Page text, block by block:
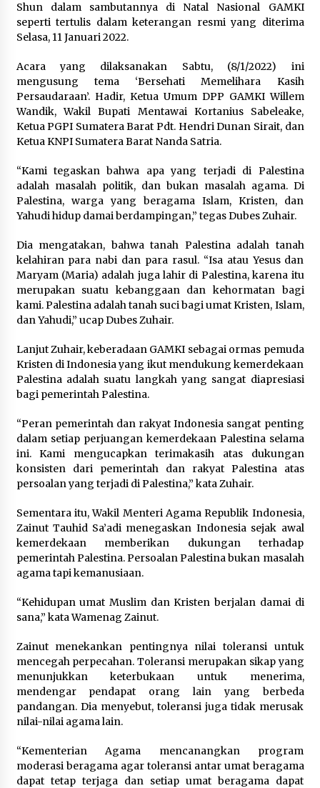
Shun dalam sambutannya di Natal Nasional GAMKI
seperti tertulis dalam keterangan resmi yang diterima
Selasa, 11 Januari 2022.
Acara yang dilaksanakan Sabtu, (8/1/2022) ini
mengusung tema ‘Bersehati Memelihara Kasih
Persaudaraan’. Hadir, Ketua Umum DPP GAMKI Willem
Wandik, Wakil Bupati Mentawai Kortanius Sabeleake,
Ketua PGPI Sumatera Barat Pdt. Hendri Dunan Sirait, dan
Ketua KNPI Sumatera Barat Nanda Satria.
“Kami tegaskan bahwa apa yang terjadi di Palestina
adalah masalah politik, dan bukan masalah agama. Di
Palestina, warga yang beragama Islam, Kristen, dan
Yahudi hidup damai berdampingan,” tegas Dubes Zuhair.
Dia mengatakan, bahwa tanah Palestina adalah tanah
kelahiran para nabi dan para rasul. “Isa atau Yesus dan
Maryam (Maria) adalah juga lahir di Palestina, karena itu
merupakan suatu kebanggaan dan kehormatan bagi
kami. Palestina adalah tanah suci bagi umat Kristen, Islam,
dan Yahudi,” ucap Dubes Zuhair.
Lanjut Zuhair, keberadaan GAMKI sebagai ormas pemuda
Kristen di Indonesia yang ikut mendukung kemerdekaan
Palestina adalah suatu langkah yang sangat diapresiasi
bagi pemerintah Palestina.
“Peran pemerintah dan rakyat Indonesia sangat penting
dalam setiap perjuangan kemerdekaan Palestina selama
ini. Kami mengucapkan terimakasih atas dukungan
konsisten dari pemerintah dan rakyat Palestina atas
persoalan yang terjadi di Palestina,” kata Zuhair.
Sementara itu, Wakil Menteri Agama Republik Indonesia,
Zainut Tauhid Sa’adi menegaskan Indonesia sejak awal
kemerdekaan memberikan dukungan terhadap
pemerintah Palestina. Persoalan Palestina bukan masalah
agama tapi kemanusiaan.
“Kehidupan umat Muslim dan Kristen berjalan damai di
sana,” kata Wamenag Zainut.
Zainut menekankan pentingnya nilai toleransi untuk
mencegah perpecahan. Toleransi merupakan sikap yang
menunjukkan keterbukaan untuk menerima,
mendengar pendapat orang lain yang berbeda
pandangan. Dia menyebut, toleransi juga tidak merusak
nilai-nilai agama lain.
“Kementerian Agama mencanangkan program
moderasi beragama agar toleransi antar umat beragama
dapat tetap terjaga dan setiap umat beragama dapat